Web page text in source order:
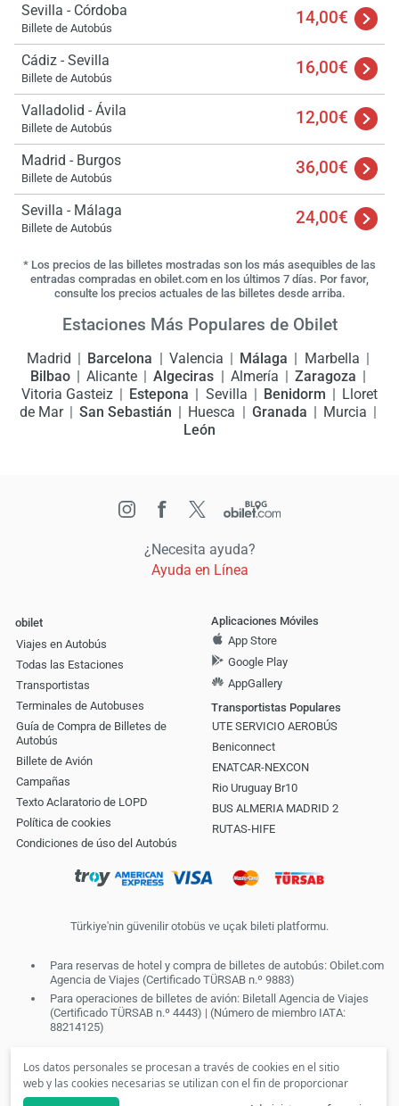
Los datos personales se procesan a través de cookies en el sitio
web y las cookies necesarias se utilizan con el fin de proporcionar
servicios de la sociedad de la información. De acuerdo con sus
Sevilla - Córdoba
Billete de Autobús 14,00€
Cádiz - Sevilla
Billete de Autobús 16,00€
Valladolid - Ávila
Billete de Autobús 12,00€
Madrid - Burgos
Billete de Autobús 36,00€
Sevilla - Málaga
Billete de Autobús 24,00€
* Los precios de las billetes mostradas son los más asequibles de las
entradas compradas en obilet.com en los últimos 7 días. Por favor,
consulte los precios actuales de las billetes desde arriba.
Estaciones Más Populares de Obilet
Madrid Barcelona Valencia Málaga
Marbella
Bilbao
Alicante Algeciras Almería
Zaragoza
Vitoria Gasteiz
Estepona Sevilla Benidorm
Lloret
de Mar
San Sebastián Huesca Granada
Murcia
León
¿Necesita ayuda?
Ayuda en Línea
obilet
Viajes en Autobús
Todas las Estaciones
Transportistas
Terminales de Autobuses
Guía de Compra de Billetes de
Autobús
Billete de Avión
Campañas
Texto Aclaratorio de LOPD
Política de cookies
Condiciones de úso del Autobús
Aplicaciones Móviles
App Store
Google Play
AppGallery
Transportistas Populares
UTE SERVICIO AEROBÚS
Beniconnect
ENATCAR-NEXCON
Rio Uruguay Br10
BUS ALMERIA MADRID 2
RUTAS-HIFE
Türkiye'nin güvenilir otobüs ve uçak bileti platformu.
Para reservas de hotel y compra de billetes de autobús: Obilet.com
Agencia de Viajes (Certificado TÜRSAB n.º 9883)
Para operaciones de billetes de avión: Biletall Agencia de Viajes
(Certificado TÜRSAB n.º 4443) | (Número de miembro IATA:
88214125)